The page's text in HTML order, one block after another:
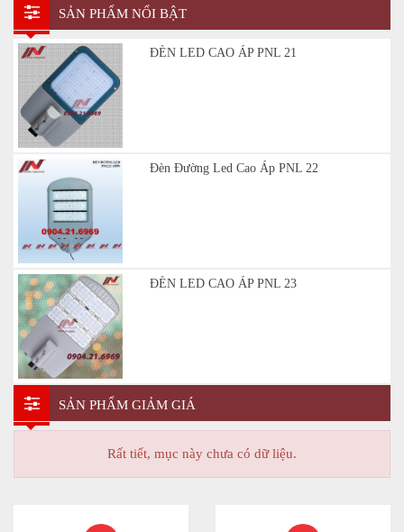
SẢN PHẨM NỔI BẬT
ĐÈN LED CAO ÁP PNL 21
Đèn Đường Led Cao Áp PNL 22
ĐÈN LED CAO ÁP PNL 23
SẢN PHẨM GIẢM GIÁ
Rất tiết, mục này chưa có dữ liệu.